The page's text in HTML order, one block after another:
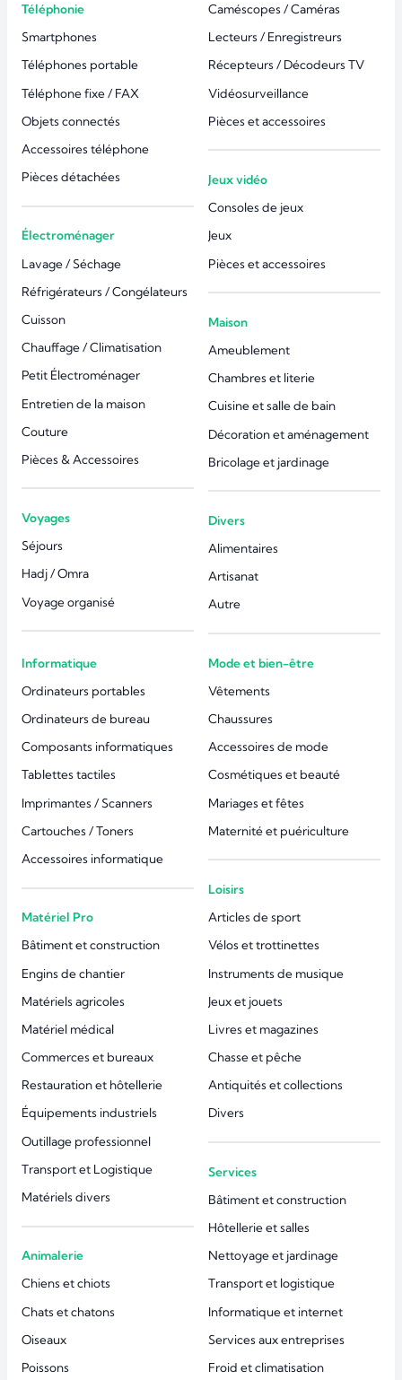
Téléphonie
Smartphones
Téléphones portable
Téléphone fixe / FAX
Objets connectés
Accessoires téléphone
Pièces détachées
Électroménager
Lavage / Séchage
Réfrigérateurs / Congélateurs
Cuisson
Chauffage / Climatisation
Petit Électroménager
Entretien de la maison
Couture
Pièces & Accessoires
Voyages
Séjours
Hadj / Omra
Voyage organisé
Caméscopes / Caméras
Lecteurs / Enregistreurs
Récepteurs / Décodeurs TV
Vidéosurveillance
Pièces et accessoires
Jeux vidéo
Consoles de jeux
Jeux
Pièces et accessoires
Maison
Ameublement
Chambres et literie
Cuisine et salle de bain
Décoration et aménagement
Bricolage et jardinage
Divers
Alimentaires
Artisanat
Autre
Informatique
Ordinateurs portables
Ordinateurs de bureau
Composants informatiques
Tablettes tactiles
Imprimantes / Scanners
Cartouches / Toners
Accessoires informatique
Matériel Pro
Bâtiment et construction
Engins de chantier
Matériels agricoles
Matériel médical
Commerces et bureaux
Restauration et hôtellerie
Équipements industriels
Outillage professionnel
Transport et Logistique
Matériels divers
Animalerie
Chiens et chiots
Chats et chatons
Oiseaux
Poissons
Mode et bien-être
Vêtements
Chaussures
Accessoires de mode
Cosmétiques et beauté
Mariages et fêtes
Maternité et puériculture
Loisirs
Articles de sport
Vélos et trottinettes
Instruments de musique
Jeux et jouets
Livres et magazines
Chasse et pêche
Antiquités et collections
Divers
Services
Bâtiment et construction
Hôtellerie et salles
Nettoyage et jardinage
Transport et logistique
Informatique et internet
Services aux entreprises
Froid et climatisation